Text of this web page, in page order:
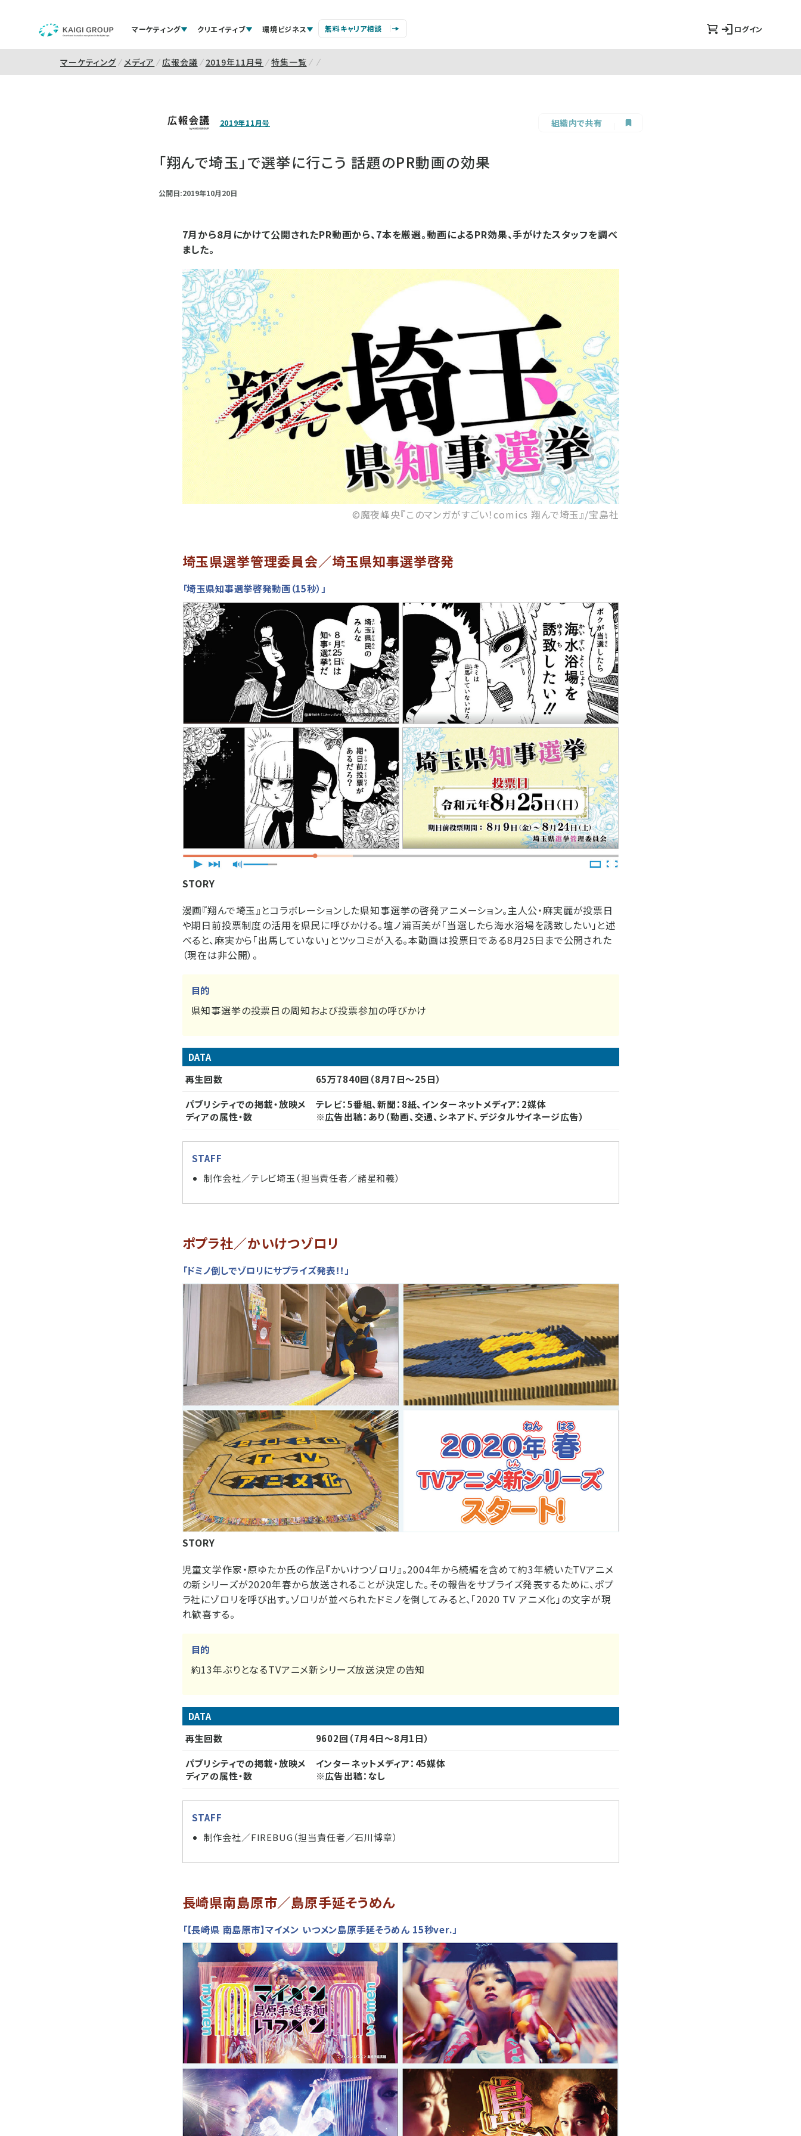
マーケティング クリエイティブ 環境ビジネス 無料キャリア相談 ログイン
マーケティング メディア 広報会議 2019年11月号 特集一覧
2019年11月号 組織内で共有
「翔んで埼玉」で選挙に行こう 話題のPR動画の効果
公開日:2019年10月20日
7月から8月にかけて公開されたPR動画から、7本を厳選。動画によるPR効果、手がけたスタッフを調べ
ました。
©魔夜峰央『このマンガがすごい！comics 翔んで埼玉』/宝島社
埼玉県選挙管理委員会／埼玉県知事選挙啓発
「埼玉県知事選挙啓発動画（15秒）」
STORY
漫画『翔んで埼玉』とコラボレーションした県知事選挙の啓発アニメーション。主人公・麻実麗が投票日
や期日前投票制度の活用を県民に呼びかける。壇ノ浦百美が「当選したら海水浴場を誘致したい」と述
べると、麻実から「出馬していない」とツッコミが入る。本動画は投票日である8月25日まで公開された
（現在は非公開）。
目的
県知事選挙の投票日の周知および投票参加の呼びかけ
DATA
再生回数
65万7840回（8月7日～25日）
パブリシティでの掲載・放映メ
ディアの属性・数
テレビ：5番組、新聞：8紙、インターネットメディア：2媒体
※広告出稿：あり（動画、交通、シネアド、デジタルサイネージ広告）
STAFF
制作会社／テレビ埼玉（担当責任者／諸星和義）
ポプラ社／かいけつゾロリ
「ドミノ倒しでゾロリにサプライズ発表！！」
STORY
児童文学作家・原ゆたか氏の作品『かいけつゾロリ』。2004年から続編を含めて約3年続いたTVアニメ
の新シリーズが2020年春から放送されることが決定した。その報告をサプライズ発表するために、ポプ
ラ社にゾロリを呼び出す。ゾロリが並べられたドミノを倒してみると、「2020 TV アニメ化」の文字が現
れ歓喜する。
目的
約13年ぶりとなるTVアニメ新シリーズ放送決定の告知
DATA
再生回数
9602回（7月4日～8月1日）
パブリシティでの掲載・放映メ
ディアの属性・数
インターネットメディア：45媒体
※広告出稿：なし
STAFF
制作会社／FIREBUG（担当責任者／石川博章）
長崎県南島原市／島原手延そうめん
「【長崎県 南島原市】マイメン いつメン島原手延そうめん 15秒ver.」